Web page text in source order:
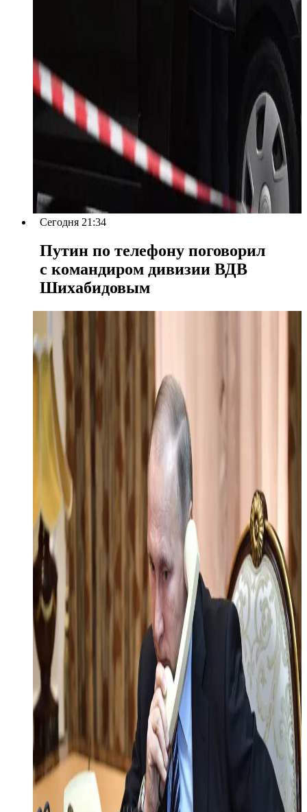
Сегодня 21:34
Путин по телефону поговорил
с командиром дивизии ВДВ
Шихабидовым